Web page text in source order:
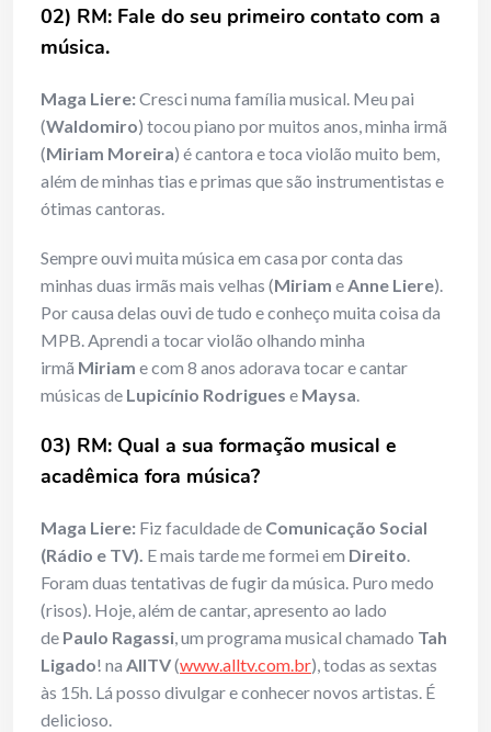
02) RM: Fale do seu primeiro contato com a
música.
Maga Liere:Cresci numa família musical. Meu pai
(Waldomiro) tocou piano por muitos anos, minha irmã
(Miriam Moreira) é cantora e toca violão muito bem,
além de minhas tias e primas que são instrumentistas e
ótimas cantoras.
Sempre ouvi muita música em casa por conta das
minhas duas irmãs mais velhas (Miriam eAnne Liere).
Por causa delas ouvi de tudo e conheço muita coisa da
MPB. Aprendi a tocar violão olhando minha
irmã Miriam e com 8 anos adorava tocar e cantar
músicas de Lupicínio Rodrigues e Maysa.
03) RM: Qual a sua formação musical e
acadêmica fora música?
Maga Liere: Fiz faculdade de Comunicação Social
(Rádio e TV). E mais tarde me formei em Direito.
Foram duas tentativas de fugir da música. Puro medo
(risos). Hoje, além de cantar, apresento ao lado
de Paulo Ragassi, um programa musical chamado Tah
Ligado! na AllTV(www.alltv.com.br), todas as sextas
às 15h. Lá posso divulgar e conhecer novos artistas. É
delicioso.